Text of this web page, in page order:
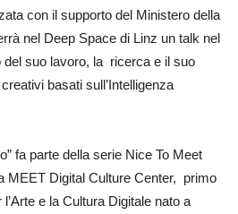
con il supporto del Ministero della
nel Deep Space di Linz un talk nel
del suo lavoro, la ricerca e il suo
basati sull’Intelligenza
fa parte della serie Nice To Meet
MEET Digital Culture Center, primo
e la Cultura Digitale nato a